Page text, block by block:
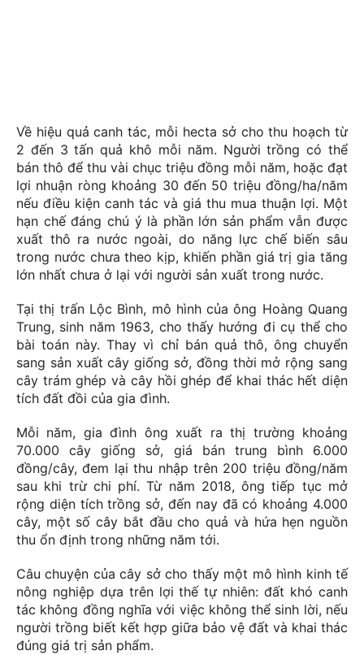
Về hiệu quả canh tác, mỗi hecta sở cho thu hoạch từ
2 đến 3 tấn quả khô mỗi năm. Người trồng có thể
bán thô để thu vài chục triệu đồng mỗi năm, hoặc đạt
lợi nhuận ròng khoảng 30 đến 50 triệu đồng/ha/năm
nếu điều kiện canh tác và giá thu mua thuận lợi. Một
hạn chế đáng chú ý là phần lớn sản phẩm vẫn được
xuất thô ra nước ngoài, do năng lực chế biến sâu
trong nước chưa theo kịp, khiến phần giá trị gia tăng
lớn nhất chưa ở lại với người sản xuất trong nước.
Tại thị trấn Lộc Bình, mô hình của ông Hoàng Quang
Trung, sinh năm 1963, cho thấy hướng đi cụ thể cho
bài toán này. Thay vì chỉ bán quả thô, ông chuyển
sang sản xuất cây giống sở, đồng thời mở rộng sang
cây trám ghép và cây hồi ghép để khai thác hết diện
tích đất đồi của gia đình.
Mỗi năm, gia đình ông xuất ra thị trường khoảng
70.000 cây giống sở, giá bán trung bình 6.000
đồng/cây, đem lại thu nhập trên 200 triệu đồng/năm
sau khi trừ chi phí. Từ năm 2018, ông tiếp tục mở
rộng diện tích trồng sở, đến nay đã có khoảng 4.000
cây, một số cây bắt đầu cho quả và hứa hẹn nguồn
thu ổn định trong những năm tới.
Câu chuyện của cây sở cho thấy một mô hình kinh tế
nông nghiệp dựa trên lợi thế tự nhiên: đất khó canh
tác không đồng nghĩa với việc không thể sinh lời, nếu
người trồng biết kết hợp giữa bảo vệ đất và khai thác
đúng giá trị sản phẩm.